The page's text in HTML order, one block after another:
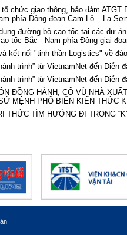
chức giao thông, bảo đảm
phía Đông đoạn Cam Lộ – La
đường bộ cao tốc tại các dự
tốc Bắc - Nam phía Đông giai
kết nối "tinh thần Logistics" về
trình” từ VietnamNet đến Diễn
trình” từ VietnamNet đến Diễn
ĐỒNG HÀNH, CỔ VŨ NHÀ
MỆNH PHỔ BIẾN KIẾN THỨC
THỨC TÌM HƯỚNG ĐI TRONG